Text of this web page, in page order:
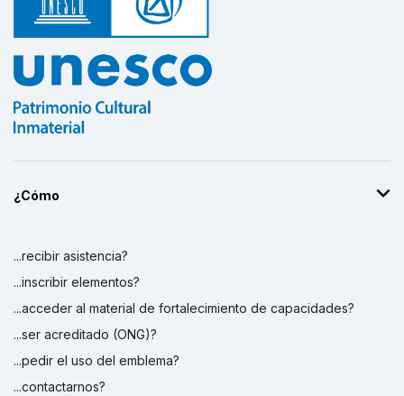
¿Cómo
...recibir asistencia?
...inscribir elementos?
...acceder al material de fortalecimiento de capacidades?
...ser acreditado (ONG)?
...pedir el uso del emblema?
...contactarnos?